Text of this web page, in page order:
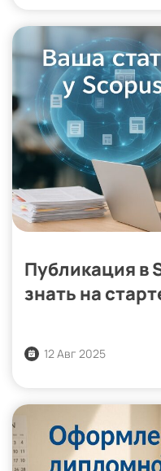
Публикация в
знать на
12 Авг 2025